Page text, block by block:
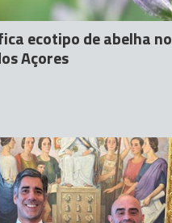
ecotipo de abelha no
Açores